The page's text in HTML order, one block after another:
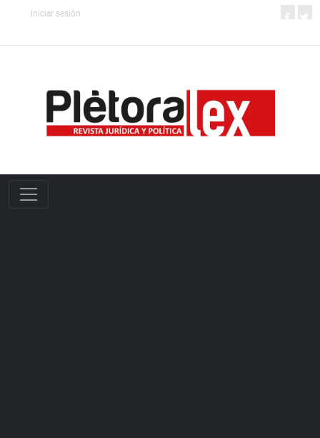
Iniciar sesión